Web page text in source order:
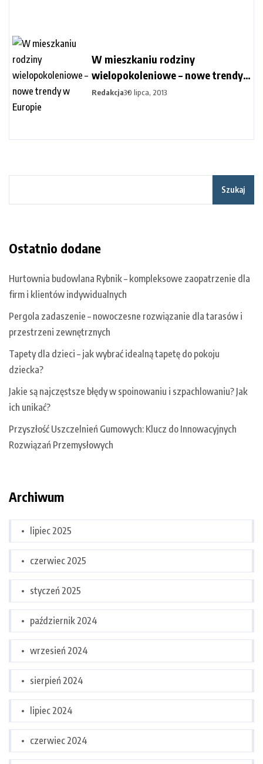
W mieszkaniu rodziny
wielopokoleniowe – nowe trendy
w Europie
Redakcja30 lipca, 2013
Szukaj
Ostatnio dodane
Hurtownia budowlana Rybnik – kompleksowe zaopatrzenie dla
firm i klientów indywidualnych
Pergola zadaszenie – nowoczesne rozwiązanie dla tarasów i
przestrzeni zewnętrznych
Tapety dla dzieci – jak wybrać idealną tapetę do pokoju
dziecka?
Jakie są najczęstsze błędy w spoinowaniu i szpachlowaniu? Jak
ich unikać?
Przyszłość Uszczelnień Gumowych: Klucz do Innowacyjnych
Rozwiązań Przemysłowych
Archiwum
lipiec 2025
czerwiec 2025
styczeń 2025
październik 2024
wrzesień 2024
sierpień 2024
lipiec 2024
czerwiec 2024